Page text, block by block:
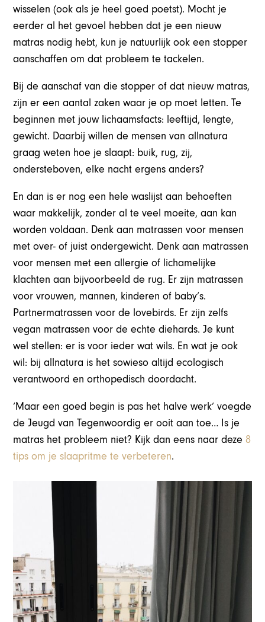
wisselen (ook als je heel goed poetst). Mocht je
eerder al het gevoel hebben dat je een nieuw
matras nodig hebt, kun je natuurlijk ook een stopper
aanschaffen om dat probleem te tackelen.
Bij de aanschaf van die stopper of dat nieuw matras,
zijn er een aantal zaken waar je op moet letten. Te
beginnen met jouw lichaamsfacts: leeftijd, lengte,
gewicht. Daarbij willen de mensen van allnatura
graag weten hoe je slaapt: buik, rug, zij,
ondersteboven, elke nacht ergens anders?
En dan is er nog een hele waslijst aan behoeften
waar makkelijk, zonder al te veel moeite, aan kan
worden voldaan. Denk aan matrassen voor mensen
met over- of juist ondergewicht. Denk aan matrassen
voor mensen met een allergie of lichamelijke
klachten aan bijvoorbeeld de rug. Er zijn matrassen
voor vrouwen, mannen, kinderen of baby’s.
Partnermatrassen voor de lovebirds. Er zijn zelfs
vegan matrassen voor de echte diehards. Je kunt
wel stellen: er is voor ieder wat wils. En wat je ook
wil: bij allnatura is het sowieso altijd ecologisch
verantwoord en orthopedisch doordacht.
‘Maar een goed begin is pas het halve werk’ voegde
de Jeugd van Tegenwoordig er ooit aan toe… Is je
matras het probleem niet? Kijk dan eens naar deze8
tips om je slaapritme te verbeteren.